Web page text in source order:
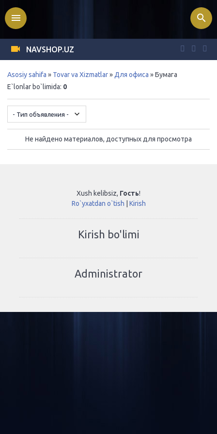
NAVSHOP.UZ
menu search
Asosiy sahifa » Tovar va Xizmatlar» Для офиса » Бумага
E`lonlar bo`limida: 0
Не найдено материалов, доступных для просмотра
Xush kelibsiz, Гость!
Ro`yxatdan o`tish
Kirish
Kirish bo'limi
Administrator